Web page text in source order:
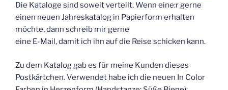
Die Kataloge sind soweit verteilt. Wenn eine:r gerne
einen neuen Jahreskatalog in Papierform erhalten
möchte, dann schreib mir gerne
eine E-Mail, damit ich ihn auf die Reise schicken kann.
Zu dem Katalog gab es für meine Kunden dieses
Postkärtchen. Verwendet habe ich die neuen In Color